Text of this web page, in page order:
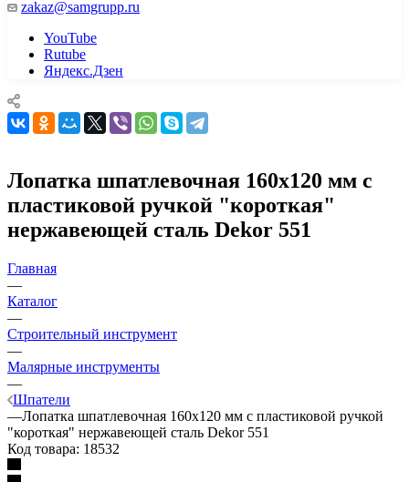
zakaz@samgrupp.ru
YouTube
Rutube
Яндекс.Дзен
Лопатка шпатлевочная 160х120 мм с
пластиковой ручкой "короткая"
нержавеющей сталь Dekor 551
Главная
—
Каталог
—
Строительный инструмент
—
Малярные инструменты
—
Шпатели
—Лопатка шпатлевочная 160х120 мм с пластиковой ручкой
"короткая" нержавеющей сталь Dekor 551
Код товара: 18532